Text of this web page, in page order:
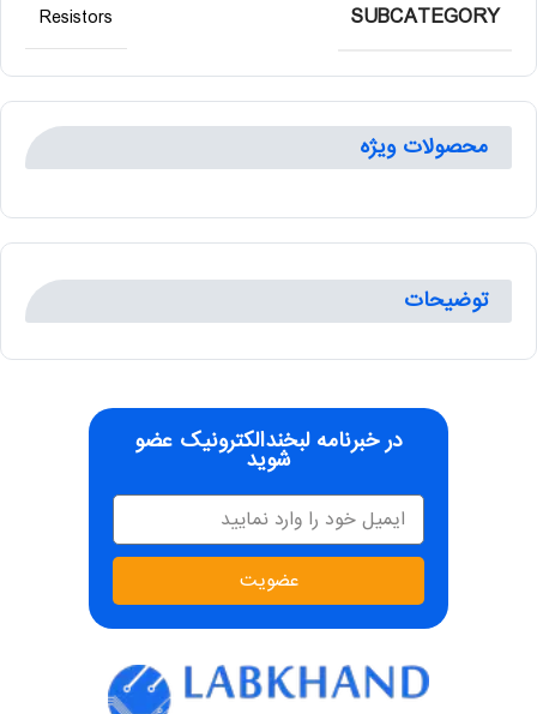
SUBCATEGORY
Resistors
محصولات ویژه
توضیحات
در خبرنامه لبخندالکترونیک عضو
شوید
عضویت